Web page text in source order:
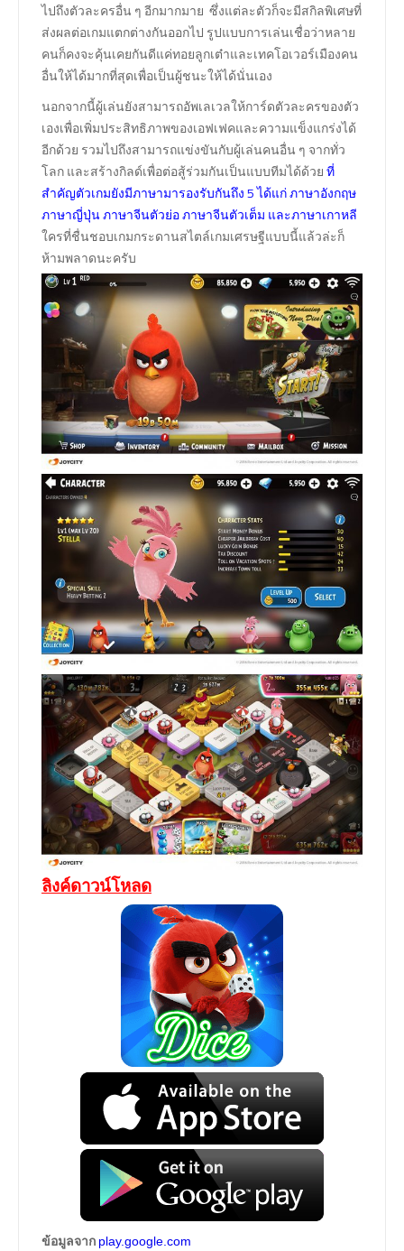
ไปถึงตัวละครอื่น ๆ อีกมากมาย ซึ่งแต่ละตัวก็จะมีสกิลพิเศษที่
ส่งผลต่อเกมแตกต่างกันออกไป รูปแบบการเล่นเชื่อว่าหลาย
คนก็คงจะคุ้นเคยกันดีแค่ทอยลูกเต๋าและเทคโอเวอร์เมืองคน
อื่นให้ได้มากที่สุดเพื่อเป็นผู้ชนะให้ได้นั่นเอง
นอกจากนี้ผู้เล่นยังสามารถอัพเลเวลให้การ์ดตัวละครของตัว
เองเพื่อเพิ่มประสิทธิภาพของเอฟเฟคและความแข็งแกร่งได้
อีกด้วย รวมไปถึงสามารถแข่งขันกับผู้เล่นคนอื่น ๆ จากทั่ว
โลก และสร้างกิลด์เพื่อต่อสู้ร่วมกันเป็นแบบทีมได้ด้วยที่
สำคัญตัวเกมยังมีภาษามารองรับกันถึง 5 ได้แก่ ภาษาอังกฤษ
ภาษาญี่ปุ่น ภาษาจีนตัวย่อ ภาษาจีนตัวเต็ม และภาษาเกาหลี
ใครที่ชื่นชอบเกมกระดานสไตล์เกมเศรษฐีแบบนี้แล้วล่ะก็
ห้ามพลาดนะครับ
ลิงค์ดาวน์โหลด
ข้อมูลจาก play.google.com